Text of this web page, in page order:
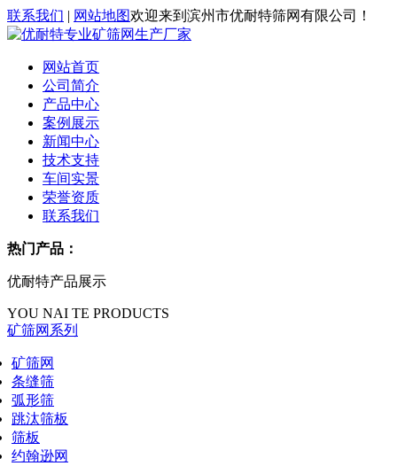
联系我们 | 网站地图欢迎来到滨州市优耐特筛网有限公司！
网站首页
公司简介
产品中心
案例展示
新闻中心
技术支持
车间实景
荣誉资质
联系我们
热门产品：
优耐特产品展示
YOU NAI TE PRODUCTS
矿筛网系列
矿筛网
条缝筛
弧形筛
跳汰筛板
筛板
约翰逊网